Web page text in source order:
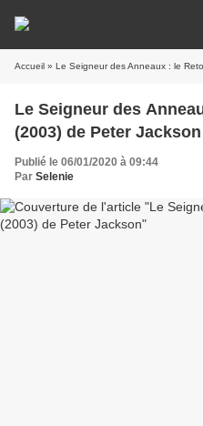
Accueil » Le Seigneur des Anneaux : le
Le Seigneur des
(2003) de Peter Jackson
Publié le 06/01/2020 à 09:44
Par Selenie